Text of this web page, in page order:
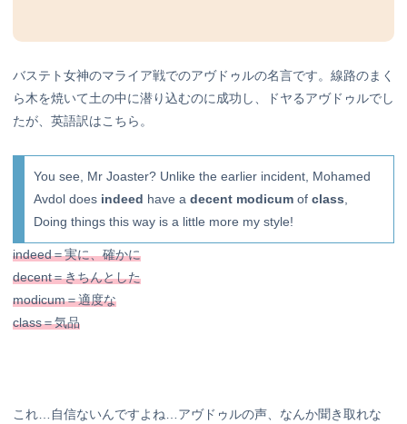
バステト女神のマライア戦でのアヴドゥルの名言です。線路のまく
ら木を焼いて土の中に潜り込むのに成功し、ドヤるアヴドゥルでし
たが、英語訳はこちら。
You see, Mr Joaster? Unlike the earlier incident, Mohamed
Avdol does indeed have a decent modicum of class,
Doing things this way is a little more my style!
indeed＝実に、確かに
decent＝きちんとした
modicum＝適度な
class＝気品
これ…自信ないんですよね…アヴドゥルの声、なんか聞き取れな